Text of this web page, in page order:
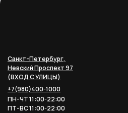
Санкт-Петербург,
Невский Проспект 97
(ВХОД С УЛИЦЫ)
+7(980)400-1000
ПН-ЧТ 11:00-22:00
ПТ-ВС 11:00-22:00